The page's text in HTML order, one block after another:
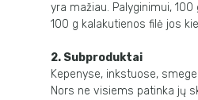
yra mažiau. Palyginimui,
100 g kalakutienos filė jos
2. Subproduktai
Kepenyse, inkstuose,
Nors ne visiems patinka jų